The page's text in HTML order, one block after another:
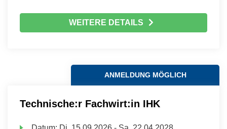
WEITERE DETAILS
ANMELDUNG MÖGLICH
Technische:r Fachwirt:in IHK